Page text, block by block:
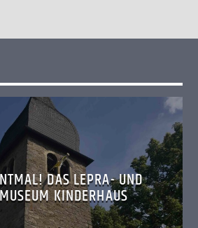
DAS LEPRA- UND
KINDERHAUS